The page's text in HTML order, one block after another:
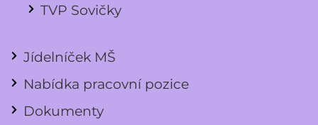
TVP Sovičky
Jídelníček MŠ
Nabídka pracovní pozice
Dokumenty